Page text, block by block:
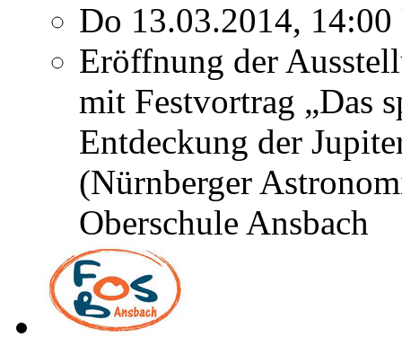
Do 13.03.2014,
Eröffnung der
mit Festvortrag „Das
Entdeckung der
(Nürnberger
Oberschule Ansbach